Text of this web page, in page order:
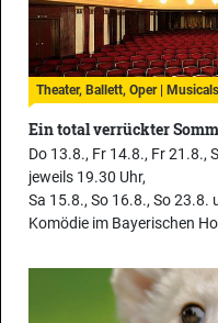
Theater, Ballett, Oper |
Ein total verrückter
Do 13.8., Fr 14.8., Fr 21.8.,
jeweils 19.30 Uhr,
Sa 15.8., So 16.8., So 23.8.
Komödie im Bayerischen